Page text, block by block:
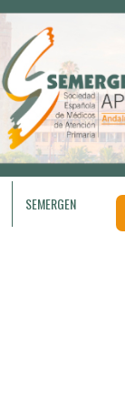
SEMERGEN